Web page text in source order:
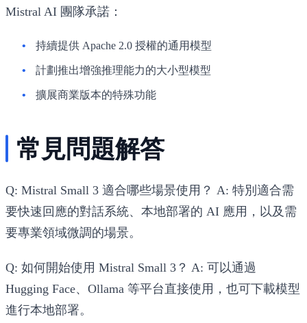
Mistral AI 團隊承諾：
持續提供 Apache 2.0 授權的通用模型
計劃推出增強推理能力的大小型模型
擴展商業版本的特殊功能
常見問題解答
Q: Mistral Small 3 適合哪些場景使用？ A: 特別適合需
要快速回應的對話系統、本地部署的 AI 應用，以及需
要專業領域微調的場景。
Q: 如何開始使用 Mistral Small 3？ A: 可以通過
Hugging Face、Ollama 等平台直接使用，也可下載模型
進行本地部署。